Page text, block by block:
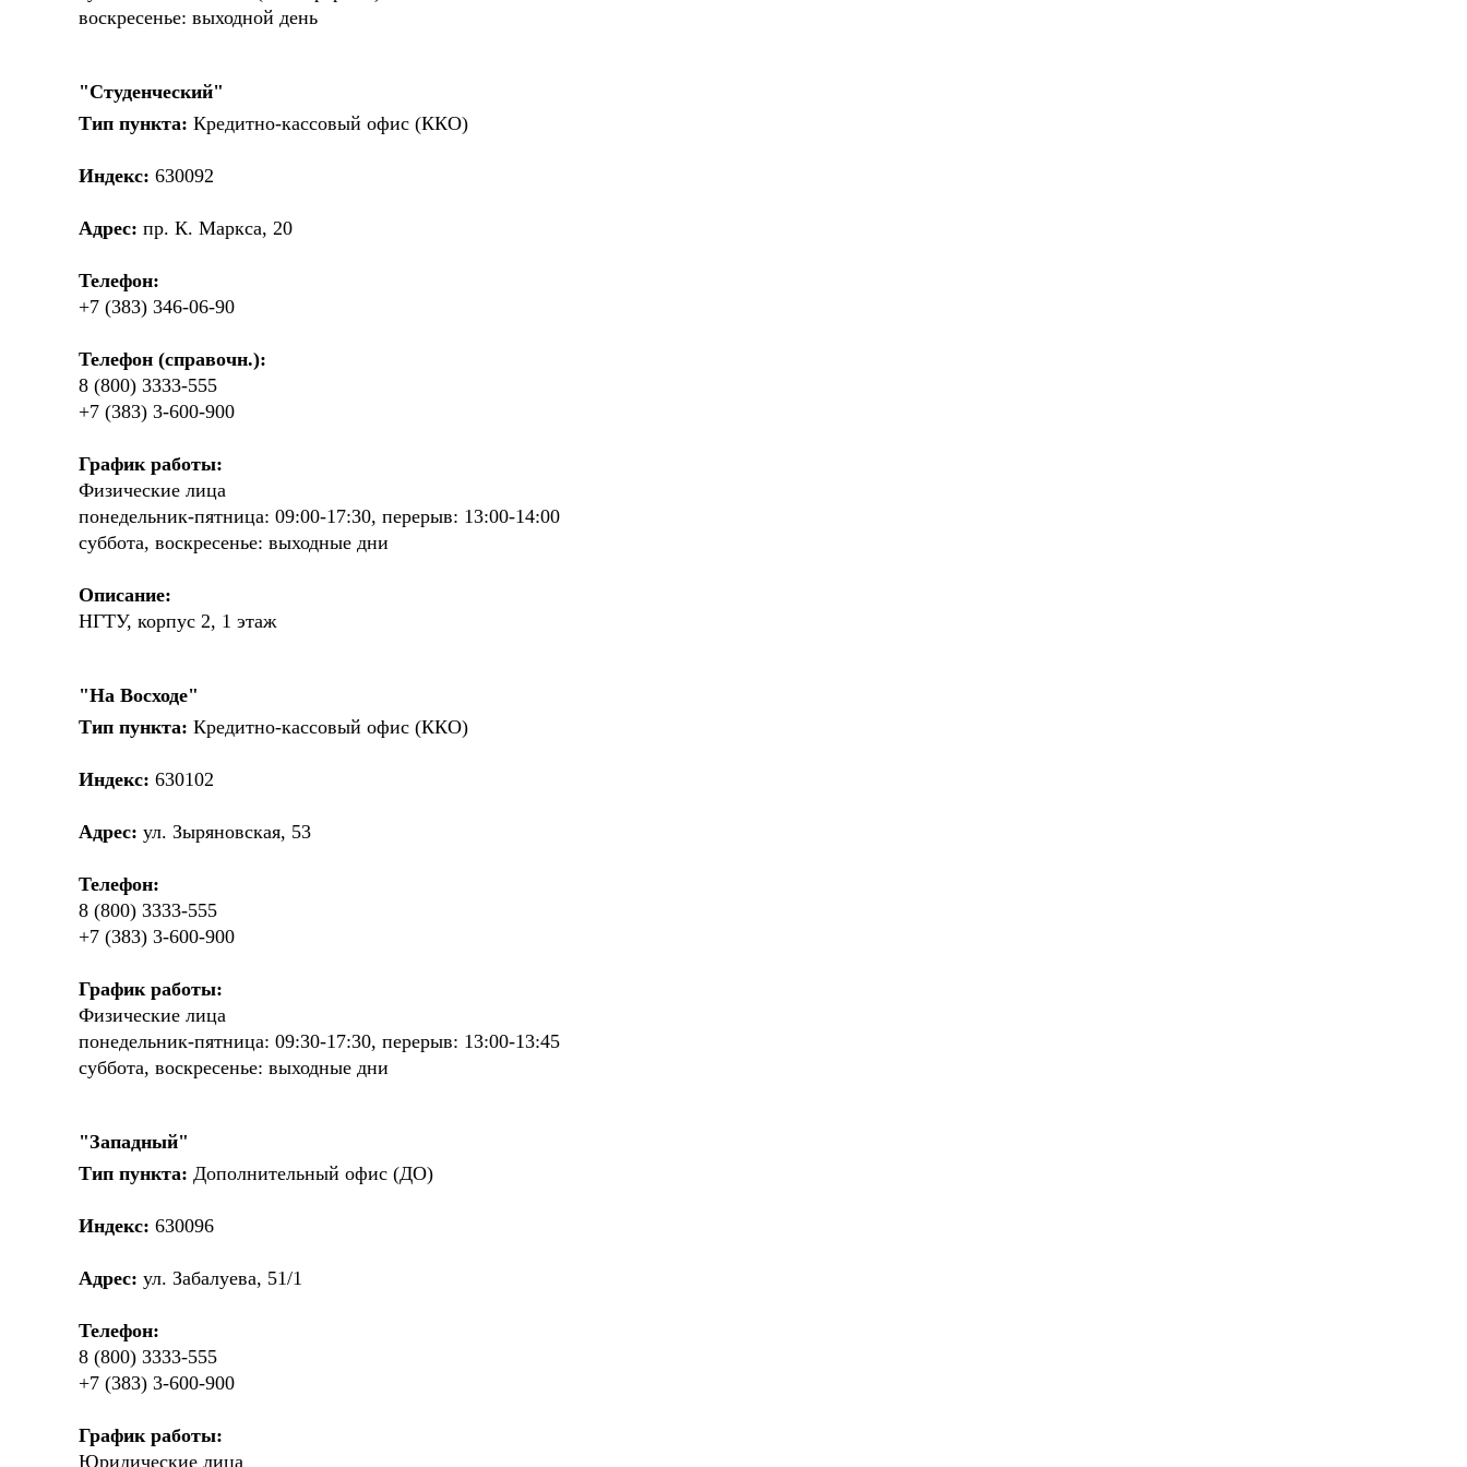
воскресенье: выходной день
"Студенческий"
Тип пункта: Кредитно-кассовый офис (ККО)
Индекс: 630092
Адрес: пр. К. Маркса, 20
Телефон:
+7 (383) 346-06-90
Телефон (справочн.):
8 (800) 3333-555
+7 (383) 3-600-900
График работы:
Физические лица
понедельник-пятница: 09:00-17:30, перерыв: 13:00-14:00
суббота, воскресенье: выходные дни
Описание:
НГТУ, корпус 2, 1 этаж
"На Восходе"
Тип пункта: Кредитно-кассовый офис (ККО)
Индекс: 630102
Адрес: ул. Зыряновская, 53
Телефон:
8 (800) 3333-555
+7 (383) 3-600-900
График работы:
Физические лица
понедельник-пятница: 09:30-17:30, перерыв: 13:00-13:45
суббота, воскресенье: выходные дни
"Западный"
Тип пункта: Дополнительный офис (ДО)
Индекс: 630096
Адрес: ул. Забалуева, 51/1
Телефон:
8 (800) 3333-555
+7 (383) 3-600-900
График работы:
Юридические лица